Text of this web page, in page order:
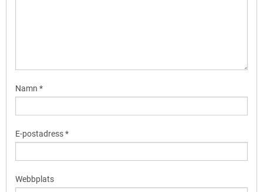
Namn *
E-postadress*
Webbplats